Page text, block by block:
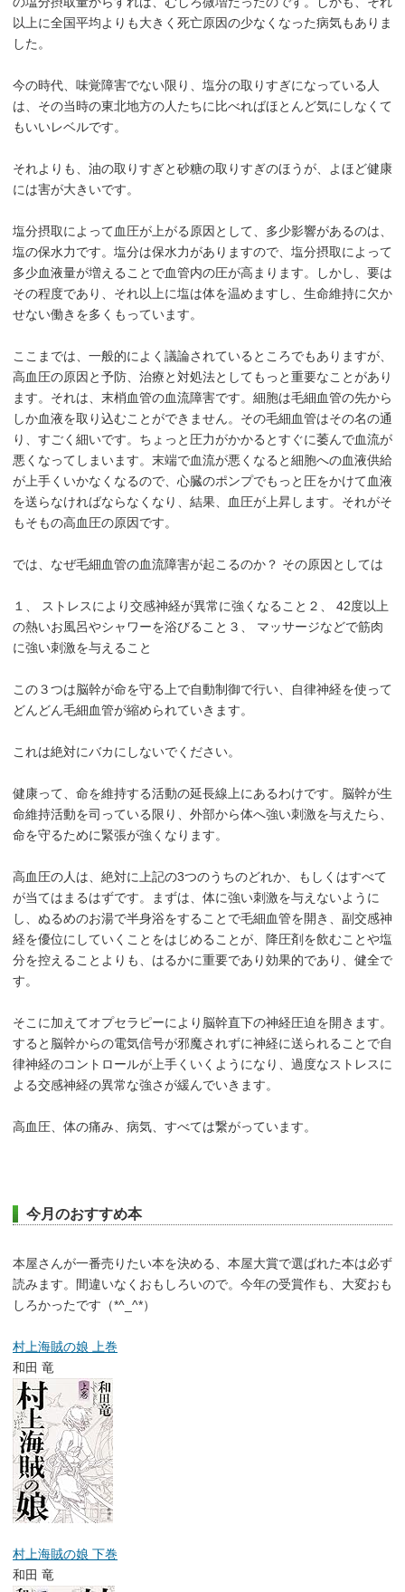
以上に全国平均よりも大きく死亡原因の少なくなった病気もありま
した。
今の時代、味覚障害でない限り、塩分の取りすぎになっている人
は、その当時の東北地方の人たちに比べればほとんど気にしなくて
もいいレベルです。
それよりも、油の取りすぎと砂糖の取りすぎのほうが、よほど健康
には害が大きいです。
塩分摂取によって血圧が上がる原因として、多少影響があるのは、
塩の保水力です。塩分は保水力がありますので、塩分摂取によって
多少血液量が増えることで血管内の圧が高まります。しかし、要は
その程度であり、それ以上に塩は体を温めますし、生命維持に欠か
せない働きを多くもっています。
ここまでは、一般的によく議論されているところでもありますが、
高血圧の原因と予防、治療と対処法としてもっと重要なことがあり
ます。それは、末梢血管の血流障害です。細胞は毛細血管の先から
しか血液を取り込むことができません。その毛細血管はその名の通
り、すごく細いです。ちょっと圧力がかかるとすぐに萎んで血流が
悪くなってしまいます。末端で血流が悪くなると細胞への血液供給
が上手くいかなくなるので、心臓のポンプでもっと圧をかけて血液
を送らなければならなくなり、結果、血圧が上昇します。それがそ
もそもの高血圧の原因です。
では、なぜ毛細血管の血流障害が起こるのか？ その原因としては
１、 ストレスにより交感神経が異常に強くなること２、 42度以上
の熱いお風呂やシャワーを浴びること３、 マッサージなどで筋肉
に強い刺激を与えること
この３つは脳幹が命を守る上で自動制御で行い、自律神経を使って
どんどん毛細血管が縮められていきます。
これは絶対にバカにしないでください。
健康って、命を維持する活動の延長線上にあるわけです。脳幹が生
命維持活動を司っている限り、外部から体へ強い刺激を与えたら、
命を守るために緊張が強くなります。
高血圧の人は、絶対に上記の3つのうちのどれか、もしくはすべて
が当てはまるはずです。まずは、体に強い刺激を与えないように
し、ぬるめのお湯で半身浴をすることで毛細血管を開き、副交感神
経を優位にしていくことをはじめることが、降圧剤を飲むことや塩
分を控えることよりも、はるかに重要であり効果的であり、健全で
す。
そこに加えてオプセラピーにより脳幹直下の神経圧迫を開きます。
すると脳幹からの電気信号が邪魔されずに神経に送られることで自
律神経のコントロールが上手くいくようになり、過度なストレスに
よる交感神経の異常な強さが緩んでいきます。
高血圧、体の痛み、病気、すべては繋がっています。
今月のおすすめ本
本屋さんが一番売りたい本を決める、本屋大賞で選ばれた本は必ず
読みます。間違いなくおもしろいので。今年の受賞作も、大変おも
しろかったです（*^_^*）
村上海賊の娘 上巻
和田 竜
村上海賊の娘 下巻
和田 竜